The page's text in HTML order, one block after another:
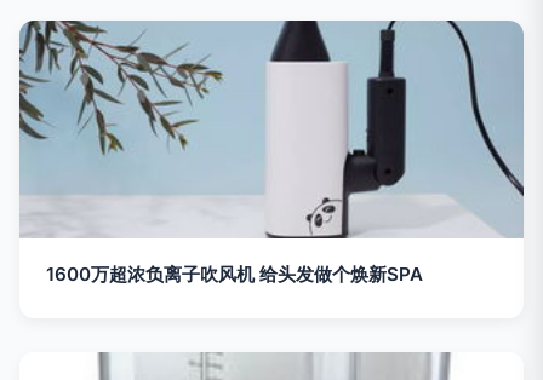
1600万超浓负离子吹风机 给头发做个焕新SPA